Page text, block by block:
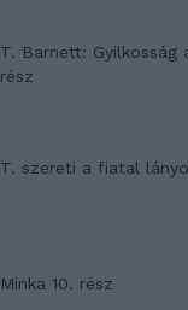
T. Barnett: Gyilkosság
rész
T. szereti a fiatal
Minka 10. rész